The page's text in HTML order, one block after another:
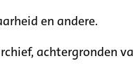
en andere.
achtergronden